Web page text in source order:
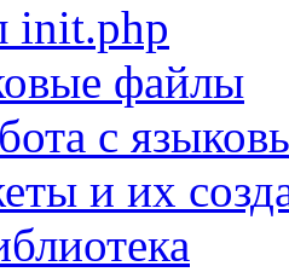
init.php
файлы
с
и их